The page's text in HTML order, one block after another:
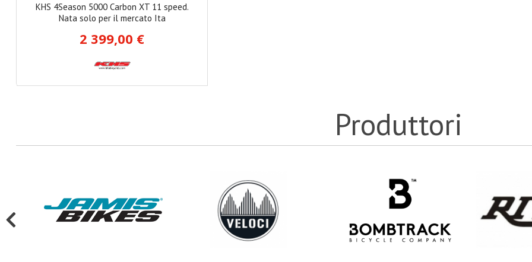
KHS 4Season 5000 Carbon XT 11 speed.
Nata solo per il mercato Ita
2 399,00 €
Produttori